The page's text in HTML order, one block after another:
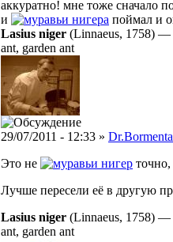
аккуратно! мне тоже сначало
и
нигера поймал и
Lasius niger (Linnaeus, 1758) —
ant, garden ant
29/07/2011 - 12:33 »
Это не
нигер точно,
Лучше пересели её в другую
Lasius niger (Linnaeus, 1758) —
ant, garden ant